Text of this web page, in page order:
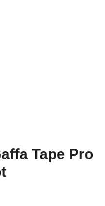
Tape Pro